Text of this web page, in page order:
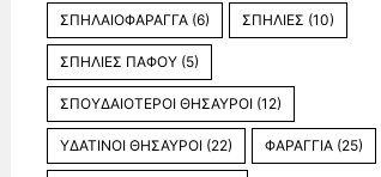
ΣΠΗΛΑΙΟΦΑΡΑΓΓΑ (6) ΣΠΗΛΙΕΣ (10)
ΣΠΗΛΙΕΣ ΠΑΦΟΥ (5)
ΣΠΟΥΔΑΙΟΤΕΡΟΙ ΘΗΣΑΥΡΟΙ (12)
ΥΔΑΤΙΝΟΙ ΘΗΣΑΥΡΟΙ (22) ΦΑΡΑΓΓΙΑ (25)